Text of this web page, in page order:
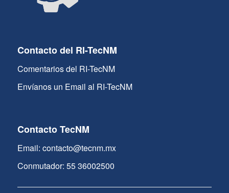
Contacto del RI-TecNM
Comentarios del RI-TecNM
Envíanos un Email al RI-TecNM
Contacto TecNM
Email: contacto@tecnm.mx
Conmutador: 55 36002500